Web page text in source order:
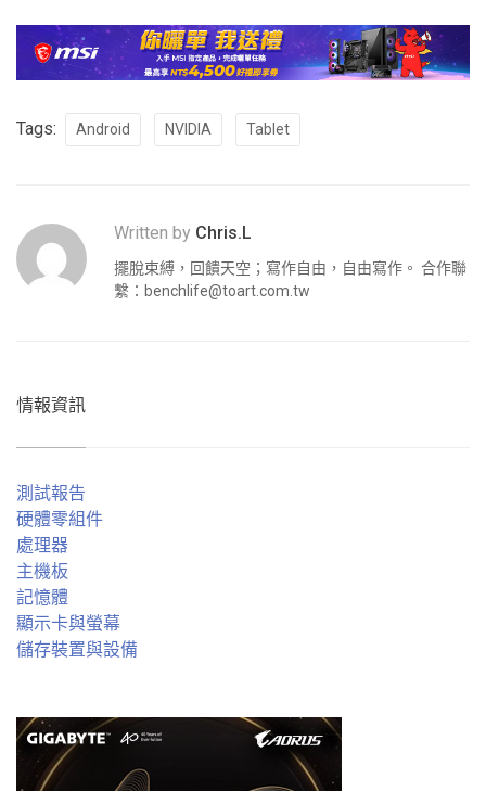
Tags: Android NVIDIA Tablet
Written by Chris.L
擺脫束縛，回饋天空；寫作自由，自由寫作。 合作聯
繫： benchlife@toart.com.tw
情報資訊
測試報告
硬體零組件
處理器
主機板
記憶體
顯示卡與螢幕
儲存裝置與設備